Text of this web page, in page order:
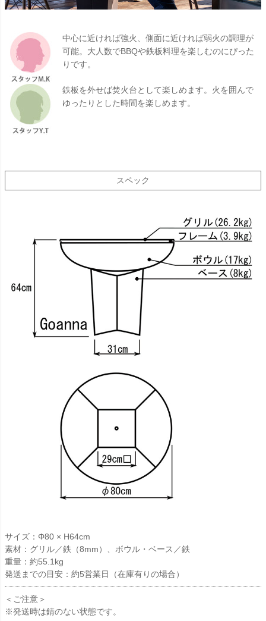
中心に近ければ強火、側面に近ければ弱火の調理が
可能。大人数でBBQや鉄板料理を楽しむのにぴった
りです。
鉄板を外せば焚火台として楽しめます。火を囲んで
ゆったりとした時間を楽しめます。
スペック
サイズ：Φ80 × H64cm
素材：グリル／鉄（8mm）、ボウル・ベース／鉄
重量：約55.1kg
発送までの目安：約5営業日（在庫有りの場合）
＜ご注意＞
※発送時は錆のない状態です。